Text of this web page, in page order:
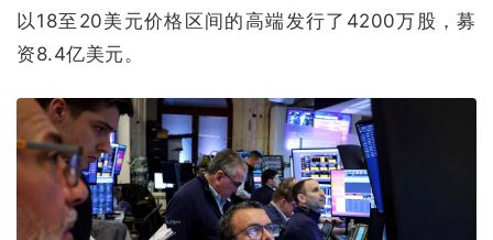
以18至20美元价格区间的高端发行了4200万股，募
资8.4亿美元。